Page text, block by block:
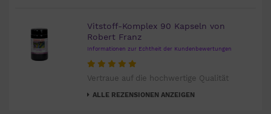
Vitstoff-Komplex 90 Kapseln von
Robert Franz
Informationen zur Echtheit der Kundenbewertungen
Vertraue auf die hochwertige Qualität
ALLE REZENSIONEN ANZEIGEN